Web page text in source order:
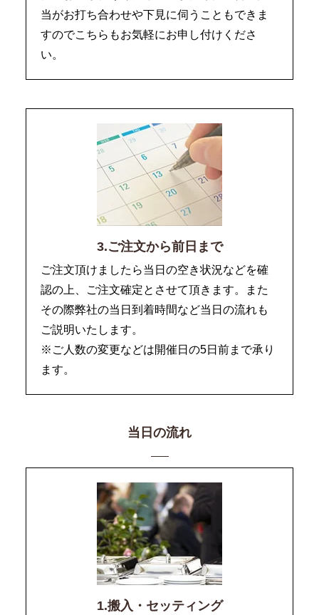
当がお打ち合わせや下見に伺うこともできま
すのでこちらもお気軽にお申し付けくださ
い。
3.ご注文から前日まで
ご注文頂けましたら当日の空き状況などを確
認の上、ご注文確定とさせて頂きます。また
その際弊社の当日到着時間など当日の流れも
ご説明いたします。
※ご人数の変更などは開催日の5日前まで承り
ます。
当日の流れ
1.搬入・セッティング